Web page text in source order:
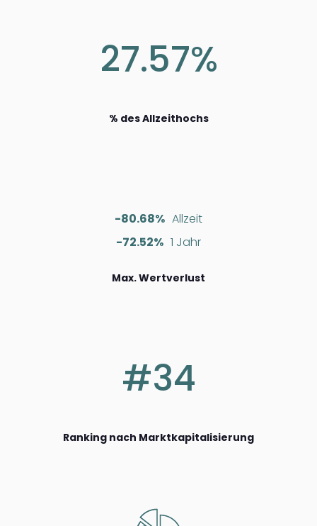
27.57%
% des Allzeithochs
-80.68% Allzeit
-72.52% 1 Jahr
Max. Wertverlust
#34
Ranking nach Marktkapitalisierung